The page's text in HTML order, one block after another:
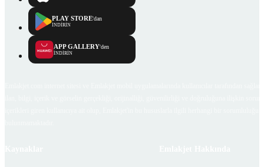
PLAY STORE'dan
İNDİRİN
APP GALLERY'den
İNDİRİN